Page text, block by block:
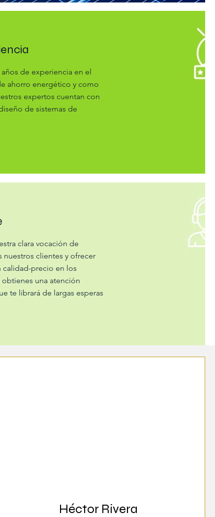
de experiencia en el
ahorro energético y como
expertos cuentan con
de sistemas de
clara vocación de
clientes y ofrecer
precio en los
una atención
te librará de largas esperas
Héctor Rivera